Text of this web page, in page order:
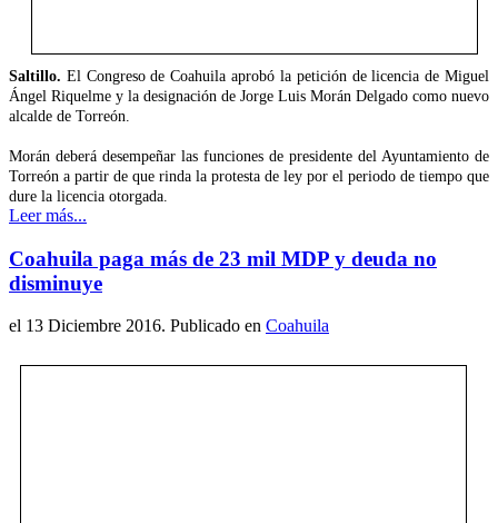
Saltillo. El Congreso de Coahuila aprobó la petición de licencia de Miguel
Ángel Riquelme y la designación de Jorge Luis Morán Delgado como nuevo
alcalde de Torreón.
Morán deberá desempeñar las funciones de presidente del Ayuntamiento de
Torreón a partir de que rinda la protesta de ley por el periodo de tiempo que
dure la licencia otorgada.
Leer más...
Coahuila paga más de 23 mil MDP y deuda no
disminuye
el 13 Diciembre 2016. Publicado en Coahuila